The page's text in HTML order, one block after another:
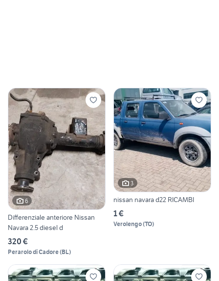
6
Differenziale anteriore Nissan
Navara 2.5 diesel d
320 €
Perarolo di Cadore(BL)
3
nissan navara d22 RICAMBI
1 €
Verolengo(TO)